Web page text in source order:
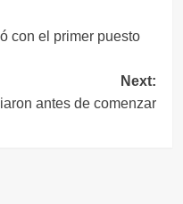
con el primer puesto
Next:
antes de comenzar